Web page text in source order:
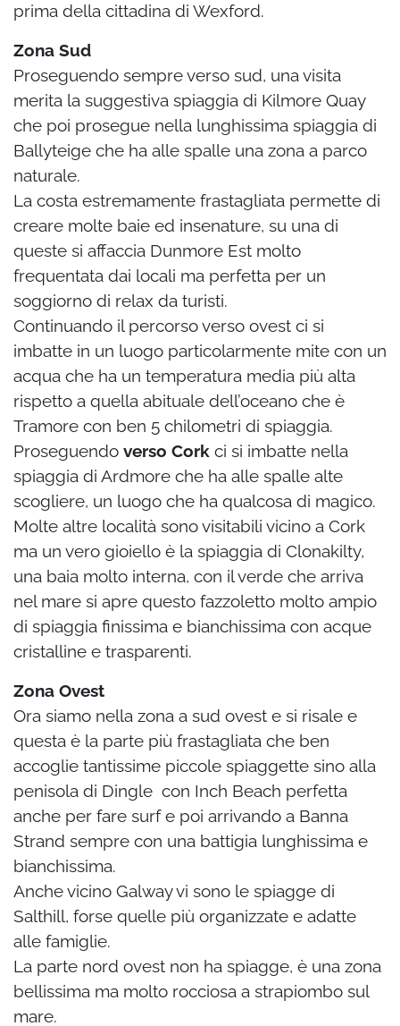
prima della cittadina di Wexford.
Zona Sud
Proseguendo sempre verso sud, una visita
merita la suggestiva spiaggia di Kilmore Quay
che poi prosegue nella lunghissima spiaggia di
Ballyteige che ha alle spalle una zona a parco
naturale.
La costa estremamente frastagliata permette di
creare molte baie ed insenature, su una di
queste si affaccia Dunmore Est molto
frequentata dai locali ma perfetta per un
soggiorno di relax da turisti.
Continuando il percorso verso ovest ci si
imbatte in un luogo particolarmente mite con un
acqua che ha un temperatura media più alta
rispetto a quella abituale dell’oceano che è
Tramore con ben 5 chilometri di spiaggia.
Proseguendo verso Cork ci si imbatte nella
spiaggia di Ardmore che ha alle spalle alte
scogliere, un luogo che ha qualcosa di magico.
Molte altre località sono visitabili vicino a Cork
ma un vero gioiello è la spiaggia di Clonakilty,
una baia molto interna, con il verde che arriva
nel mare si apre questo fazzoletto molto ampio
di spiaggia finissima e bianchissima con acque
cristalline e trasparenti.
Zona Ovest
Ora siamo nella zona a sud ovest e si risale e
questa è la parte più frastagliata che ben
accoglie tantissime piccole spiaggette sino alla
penisola di Dingle con Inch Beach perfetta
anche per fare surf e poi arrivando a Banna
Strand sempre con una battigia lunghissima e
bianchissima.
Anche vicino Galway vi sono le spiagge di
Salthill, forse quelle più organizzate e adatte
alle famiglie.
La parte nord ovest non ha spiagge, è una zona
bellissima ma molto rocciosa a strapiombo sul
mare.